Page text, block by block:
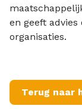
en geeft advies
organisaties.
Terug naar